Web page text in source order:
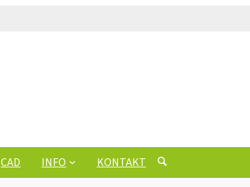
CAD INFO KONTAKT